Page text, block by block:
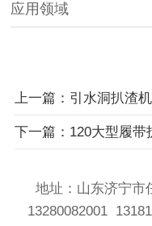
应用领域
上一篇：引水洞扒渣机
下一篇：120大型履带
地址：山东济宁
13280082001